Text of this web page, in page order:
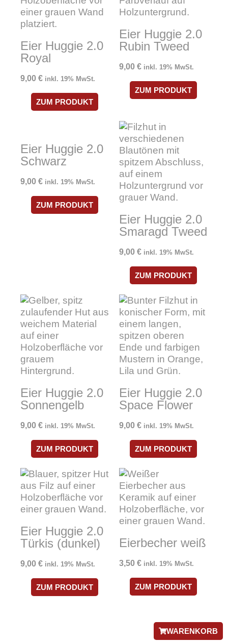
Eier Huggie 2.0
Royal
9,00 € inkl. 19% MwSt.
ZUM PRODUKT
Eier Huggie 2.0
Rubin Tweed
9,00 € inkl. 19% MwSt.
ZUM PRODUKT
Eier Huggie 2.0
Schwarz
9,00 € inkl. 19% MwSt.
ZUM PRODUKT
Eier Huggie 2.0
Smaragd Tweed
9,00 € inkl. 19% MwSt.
ZUM PRODUKT
Eier Huggie 2.0
Sonnengelb
9,00 € inkl. 19% MwSt.
ZUM PRODUKT
Eier Huggie 2.0
Space Flower
9,00 € inkl. 19% MwSt.
ZUM PRODUKT
Eier Huggie 2.0
Türkis (dunkel)
9,00 € inkl. 19% MwSt.
ZUM PRODUKT
Eierbecher weiß
3,50 € inkl. 19% MwSt.
ZUM PRODUKT
WARENKORB